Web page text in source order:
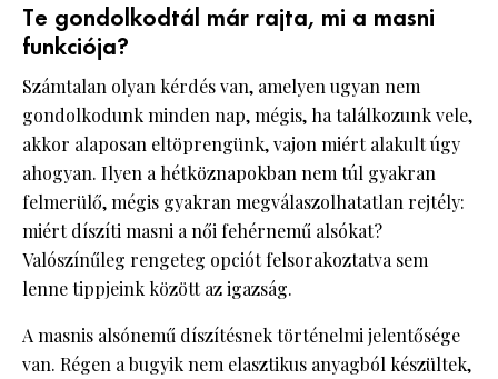
Te gondolkodtál már rajta, mi a masni
funkciója?
Számtalan olyan kérdés van, amelyen ugyan nem
gondolkodunk minden nap, mégis, ha találkozunk vele,
akkor alaposan eltöprengünk, vajon miért alakult úgy
ahogyan. Ilyen a hétköznapokban nem túl gyakran
felmerülő, mégis gyakran megválaszolhatatlan rejtély:
miért díszíti masni a női fehérnemű alsókat?
Valószínűleg rengeteg opciót felsorakoztatva sem
lenne tippjeink között az igazság.
A masnis alsónemű díszítésnek történelmi jelentősége
van. Régen a bugyik nem elasztikus anyagból készültek,